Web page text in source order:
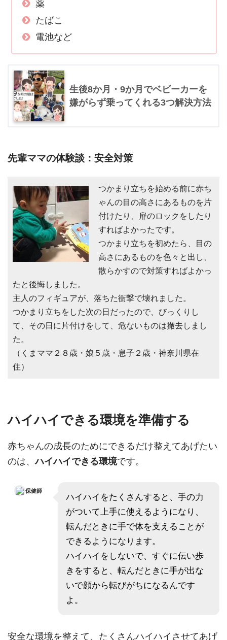
薬
たばこ
電池など
生後8か月・9か月でベビーカーを
嫌がらず乗ってくれる3つ解決方法
先輩ママの体験談：安全対策
つかまり立ちを始める前に赤ち
ゃんの目の高さにあるものを片
付けたり、扉のロックをしたり
すればよかったです。
つかまり立ちを初めたら、目の
高さにあるものを色々と出し、
散らかすので対策すればよかっ
たと後悔しました。
主人のフィギュアが、落ちた衝撃で壊れました。
つかまり立ちをした次の日だったので、びっくりし
て、その日に片付けをして、危ないものは撤去しまし
た。
（くまママ２８歳・娘５歳・息子２歳・神奈川県在
住）
ハイハイできる環境を準備する
赤ちゃんの成長のためにできるだけ整えてあげたい
のは、ハイハイできる環境です。
保健師
ハイハイをたくさんすると、手の力
がついて上手に使えるようになり、
転んだときに手で体を支えることが
できるようになります。
ハイハイをしないで、すぐに伝い歩
きをすると、転んだときに手が出な
いで顔から転びがちになるんです
よ。
安全な環境を整えて、たくさんハイハイさせてあげ